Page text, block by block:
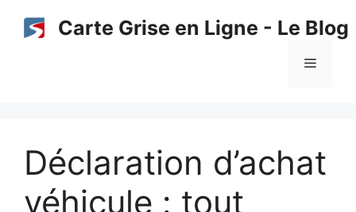
Carte Grise en Ligne - Le Blog
Menu
Déclaration d’achat
véhicule : tout